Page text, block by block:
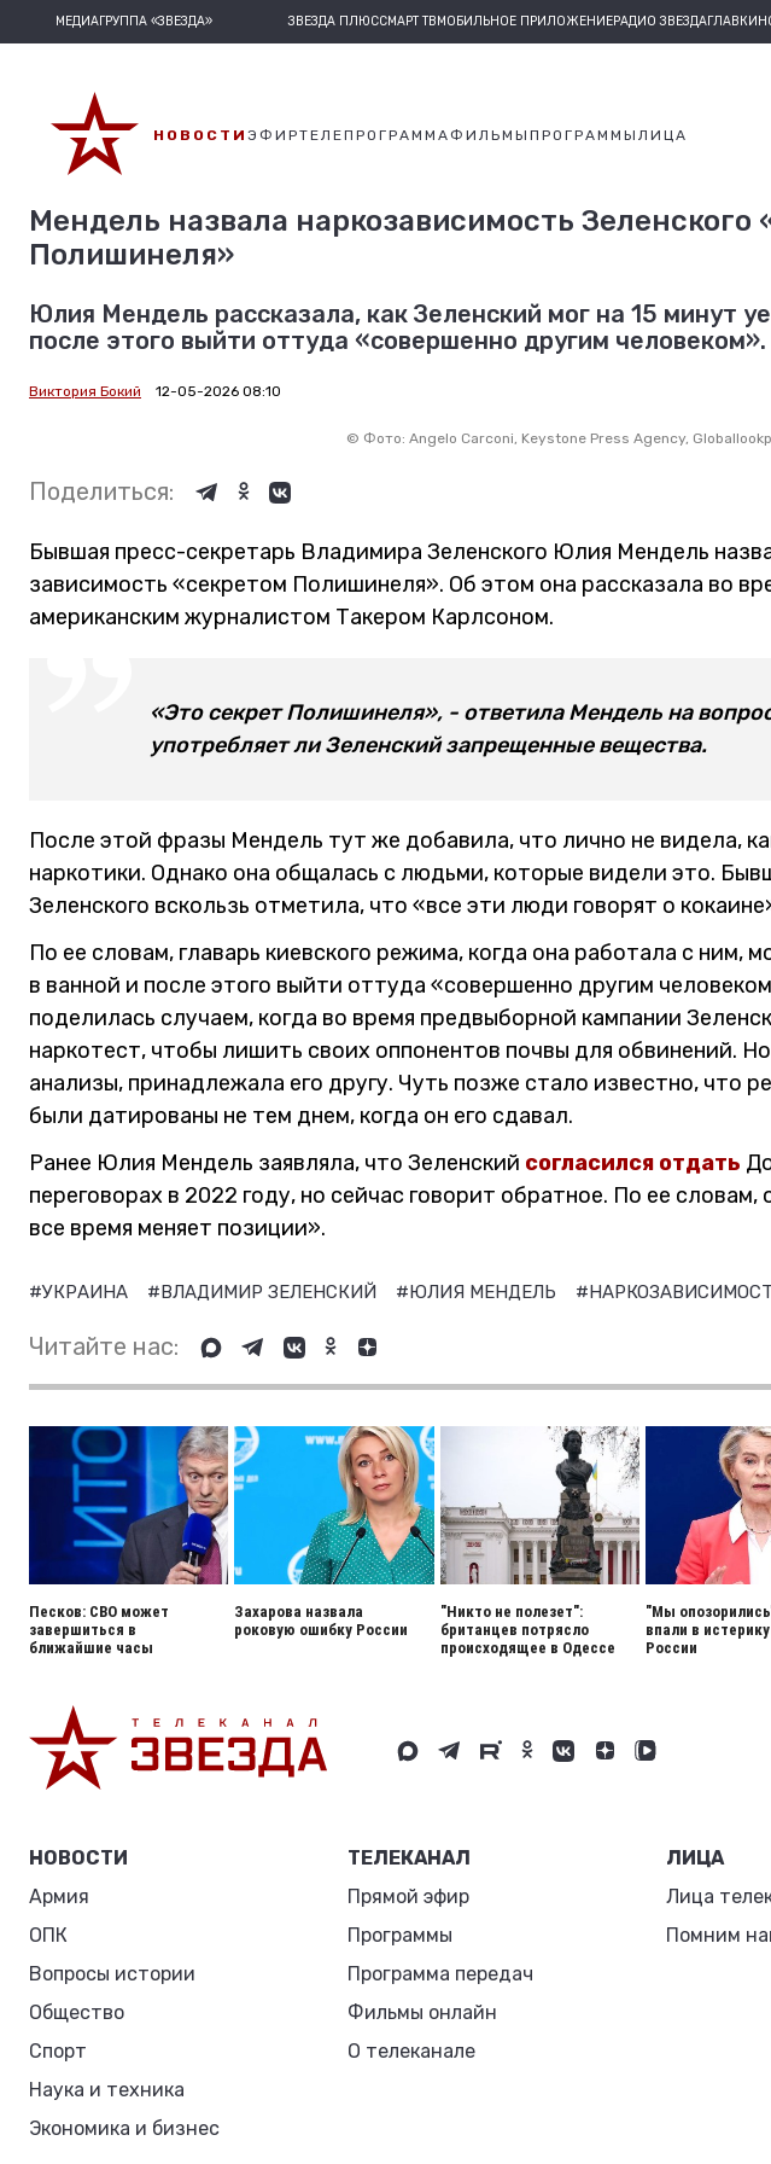
МЕДИАГРУППА «ЗВЕЗДА» ЗВЕЗДА ПЛЮССМАРТ ТВМОБИЛЬНОЕ ПРИЛОЖЕНИЕРАДИО ЗВЕЗДА
НОВОСТИ ЭФИРТЕЛЕПРОГРАММАФИЛЬМЫ ПРОГРАММЫ ЛИЦА
Мендель назвала наркозависимость Зеленского
Полишинеля»
Юлия Мендель рассказала, как Зеленский мог на 15 минут
после этого выйти оттуда «совершенно другим человеком».
Виктория Бокий 12-05-2026 08:10
© Фото: Angelo Carconi, Keystone Press Agency,
Поделиться:
Бывшая пресс-секретарь Владимира Зеленского Юлия Мендель
зависимость «секретом Полишинеля». Об этом она рассказала во
американским журналистом Такером Карлсоном.
«Это секрет Полишинеля», - ответила Мендель на
употребляет ли Зеленский запрещенные вещества.
После этой фразы Мендель тут же добавила, что лично не видела,
наркотики. Однако она общалась с людьми, которые видели это.
Зеленского вскользь отметила, что «все эти люди говорят о
По ее словам, главарь киевского режима, когда она работала с ним,
в ванной и после этого выйти оттуда «совершенно другим
поделилась случаем, когда во время предвыборной кампании
наркотест, чтобы лишить своих оппонентов почвы для обвинений.
анализы, принадлежала его другу. Чуть позже стало известно, что
были датированы не тем днем, когда он его сдавал.
Ранее Юлия Мендель заявляла, что Зеленский согласился отдать
переговорах в 2022 году, но сейчас говорит обратное. По ее
все время меняет позиции».
#УКРАИНА #ВЛАДИМИР ЗЕЛЕНСКИЙ #ЮЛИЯ МЕНДЕЛЬ
Читайте нас:
Песков: СВО может
завершиться в
ближайшие часы
Захарова назвала
роковую ошибку России
"Никто не полезет":
британцев потрясло
происходящее в Одессе
"Мы
впали в
России
НОВОСТИ
Армия
ОПК
Вопросы истории
Общество
Спорт
Наука и техника
Экономика и бизнес
ТЕЛЕКАНАЛ
Прямой эфир
Программы
Программа передач
Фильмы онлайн
О телеканале
ЛИЦА
Лица
Помним